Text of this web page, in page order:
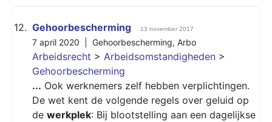
12. Gehoorbescherming 13 november 2017
7 april 2020 | Gehoorbescherming, Arbo
Arbeidsrecht > Arbeidsomstandigheden >
Gehoorbescherming
... Ook werknemers zelf hebben verplichtingen.
De wet kent de volgende regels over geluid op
de werkplek: Bij blootstelling aan een dagelijkse